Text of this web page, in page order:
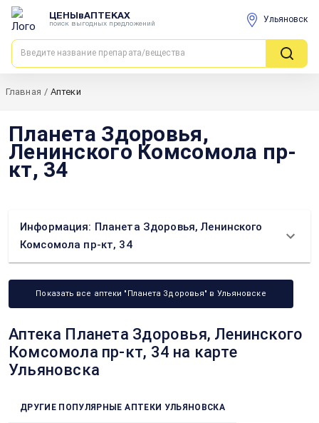
ЦЕНЫвАПТЕКАХ
поиск выгодных предложений Ульяновск
Главная / Аптеки
Планета Здоровья,
Ленинского Комсомола пр-
кт, 34
Информация: Планета Здоровья, Ленинского
Комсомола пр-кт, 34
Показать все аптеки "Планета Здоровья" в Ульяновске
Аптека Планета Здоровья, Ленинского
Комсомола пр-кт, 34 на карте
Ульяновска
ДРУГИЕ ПОПУЛЯРНЫЕ АПТЕКИ УЛЬЯНОВСКА